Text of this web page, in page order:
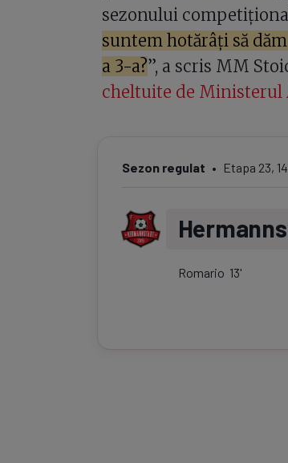
sezonului
suntem hotărâți să
a 3-a?”, a scris MM
cheltuite de Ministerul
Sezon regulat Etapa 23,
Romario 13'